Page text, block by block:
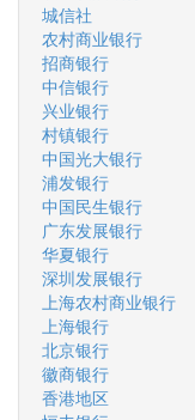
城信社
农村商业银行
招商银行
中信银行
兴业银行
村镇银行
中国光大银行
浦发银行
中国民生银行
广东发展银行
华夏银行
深圳发展银行
上海农村商业银行
上海银行
北京银行
徽商银行
香港地区